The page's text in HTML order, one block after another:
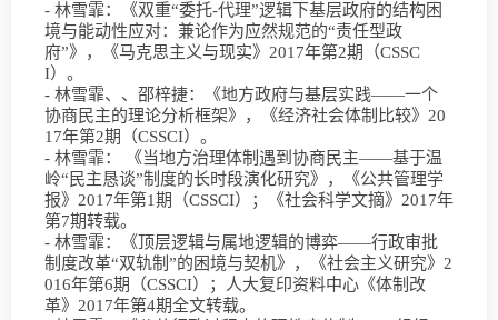
- 林雪霏：《双重“委托-代理”逻辑下基层政府的结构困
境与能动性应对：兼论作为应然规范的“责任型政
府”》，《马克思主义与现实》2017年第2期（CSSC
I）。
- 林雪霏、、邵梓捷：《地方政府与基层实践——一个
协商民主的理论分析框架》，《经济社会体制比较》20
17年第2期（CSSCI）。
- 林雪霏： 《当地方治理体制遇到协商民主——基于温
岭“民主恳谈”制度的长时段演化研究》，《公共管理学
报》2017年第1期（CSSCI）；《社会科学文摘》2017年
第7期转载。
- 林雪霏：《顶层逻辑与属地逻辑的博弈——行政审批
制度改革“双轨制”的困境与契机》，《社会主义研究》2
016年第6期（CSSCI）；人大复印资料中心《体制改
革》2017年第4期全文转载。